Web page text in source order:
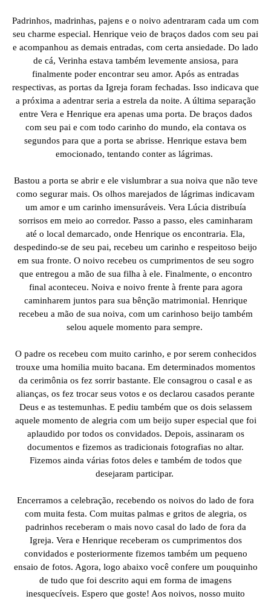
Padrinhos, madrinhas, pajens e o noivo adentraram cada um com
seu charme especial. Henrique veio de braços dados com seu pai
e acompanhou as demais entradas, com certa ansiedade. Do lado
de cá, Verinha estava também levemente ansiosa, para
finalmente poder encontrar seu amor. Após as entradas
respectivas, as portas da Igreja foram fechadas. Isso indicava que
a próxima a adentrar seria a estrela da noite. A última separação
entre Vera e Henrique era apenas uma porta. De braços dados
com seu pai e com todo carinho do mundo, ela contava os
segundos para que a porta se abrisse. Henrique estava bem
emocionado, tentando conter as lágrimas.
Bastou a porta se abrir e ele vislumbrar a sua noiva que não teve
como segurar mais. Os olhos marejados de lágrimas indicavam
um amor e um carinho imensuráveis. Vera Lúcia distribuía
sorrisos em meio ao corredor. Passo a passo, eles caminharam
até o local demarcado, onde Henrique os encontraria. Ela,
despedindo-se de seu pai, recebeu um carinho e respeitoso beijo
em sua fronte. O noivo recebeu os cumprimentos de seu sogro
que entregou a mão de sua filha à ele. Finalmente, o encontro
final aconteceu. Noiva e noivo frente à frente para agora
caminharem juntos para sua bênção matrimonial. Henrique
recebeu a mão de sua noiva, com um carinhoso beijo também
selou aquele momento para sempre.
O padre os recebeu com muito carinho, e por serem conhecidos
trouxe uma homilia muito bacana. Em determinados momentos
da cerimônia os fez sorrir bastante. Ele consagrou o casal e as
alianças, os fez trocar seus votos e os declarou casados perante
Deus e as testemunhas. E pediu também que os dois selassem
aquele momento de alegria com um beijo super especial que foi
aplaudido por todos os convidados. Depois, assinaram os
documentos e fizemos as tradicionais fotografias no altar.
Fizemos ainda várias fotos deles e também de todos que
desejaram participar.
Encerramos a celebração, recebendo os noivos do lado de fora
com muita festa. Com muitas palmas e gritos de alegria, os
padrinhos receberam o mais novo casal do lado de fora da
Igreja. Vera e Henrique receberam os cumprimentos dos
convidados e posteriormente fizemos também um pequeno
ensaio de fotos. Agora, logo abaixo você confere um pouquinho
de tudo que foi descrito aqui em forma de imagens
inesquecíveis. Espero que goste! Aos noivos, nosso muito